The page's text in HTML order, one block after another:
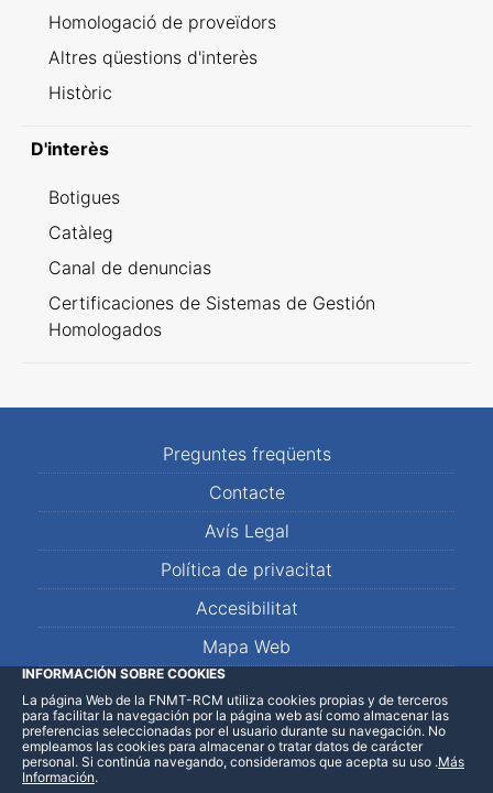
Homologació de proveïdors
Altres qüestions d'interès
Històric
D'interès
Botigues
Catàleg
Canal de denuncias
Certificaciones de Sistemas de Gestión
Homologados
Preguntes freqüents
Contacte
Avís Legal
Política de privacitat
Accesibilitat
Mapa Web
LinkedInFacebookWhatsApp
INFORMACIÓN SOBRE COOKIES
La página Web de la FNMT-RCM utiliza cookies propias y de terceros
para facilitar la navegación por la página web así como almacenar las
preferencias seleccionadas por el usuario durante su navegación. No
empleamos las cookies para almacenar o tratar datos de carácter
personal. Si continúa navegando, consideramos que acepta su uso .Más
Información.